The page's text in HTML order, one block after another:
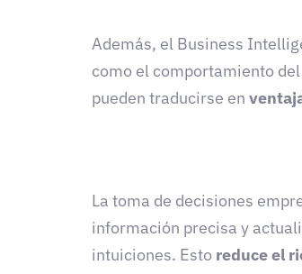
Además, el Business
como el comportamiento
pueden traducirse en
La toma de decisiones
información precisa y
intuiciones. Esto reduce el